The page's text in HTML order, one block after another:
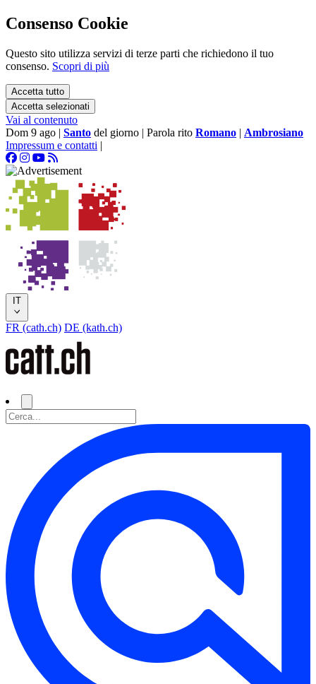
Consenso Cookie
Questo sito utilizza servizi di terze parti che richiedono il tuo
consenso. Scopri di più
Accetta tutto
Accetta selezionati
Vai al contenuto
Dom 9 ago | Santo del giorno | Parola rito Romano | Ambrosiano
Impressum e contatti |
IT
FR (cath.ch) DE (kath.ch)